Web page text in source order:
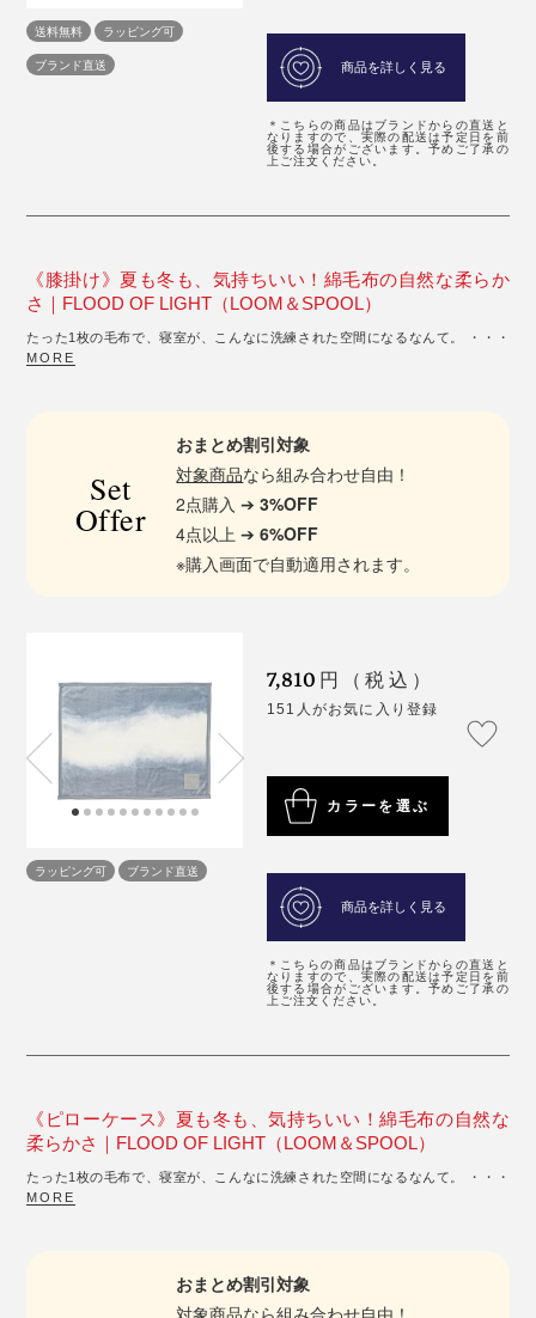
送料無料
ラッピング可
ブランド直送
商品を詳しく見る
＊こちらの商品はブランドからの直送と
なりますので、実際の配送は予定日を前
後する場合がございます。予めご了承の
上ご注文ください。
《膝掛け》夏も冬も、気持ちいい！綿毛布の自然な柔らか
さ｜FLOOD OF LIGHT（LOOM＆SPOOL）
たった1枚の毛布で、寝室が、こんなに洗練された空間になるなんて。 ・・・
MORE
Set
Offer
おまとめ割引対象
対象商品なら組み合わせ自由！
2点購入 ➔3%OFF
4点以上 ➔6%OFF
※購入画面で自動適用されます。
ラッピング可 ブランド直送
7,810 円（税込）
151人がお気に入り登録
カラーを選ぶ
商品を詳しく見る
＊こちらの商品はブランドからの直送と
なりますので、実際の配送は予定日を前
後する場合がございます。予めご了承の
上ご注文ください。
《ピローケース》夏も冬も、気持ちいい！綿毛布の自然な
柔らかさ｜FLOOD OF LIGHT（LOOM＆SPOOL）
たった1枚の毛布で、寝室が、こんなに洗練された空間になるなんて。 ・・・
MORE
おまとめ割引対象